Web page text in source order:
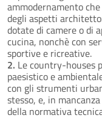
ammodernamento
degli aspetti
dotate di camere o di
cucina, nonchè con
sportive e ricreative.
2. Le country-houses
paesistico e
con gli strumenti
stesso, e, in
della normativa